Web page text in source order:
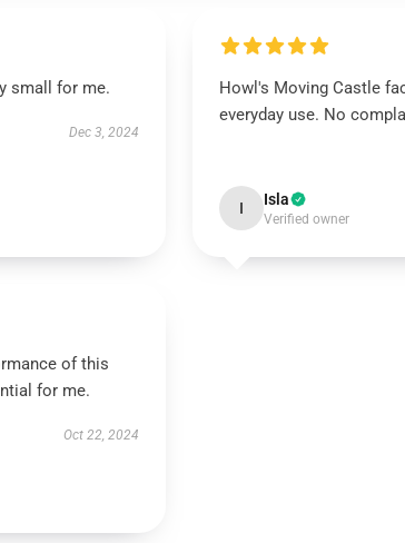
small for me.
Dec 3, 2024
Howl's Moving Castle
everyday use. No
I Isla
Verified owner
of this
for me.
Oct 22, 2024